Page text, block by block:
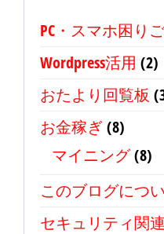
PC・スマホ困り
Wordpress活用 (2)
おたより回覧板
お金稼ぎ (8)
マイニング(8)
このブログにつ
セキュリティ関